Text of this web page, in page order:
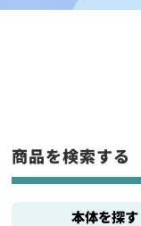
商品を検索する
本体を探す